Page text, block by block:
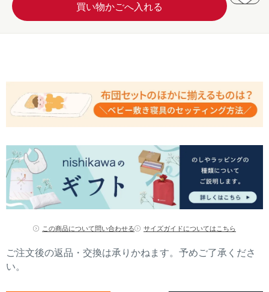
この商品について問い合わせる サイズガイドについてはこちら
ご注文後の返品・交換は承りかねます。予めご了承くださ
い。